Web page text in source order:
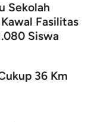
Sekolah
Fasilitas
Siswa
36 Km